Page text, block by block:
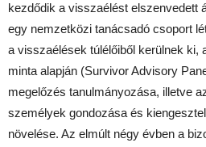
kezdődik a visszaélést elszenvedett
egy nemzetközi tanácsadó csoport
a visszaélések túlélőiből kerülnek ki,
minta alapján (Survivor Advisory
megelőzés tanulmányozása, illetve
személyek gondozása és
növelése. Az elmúlt négy évben a